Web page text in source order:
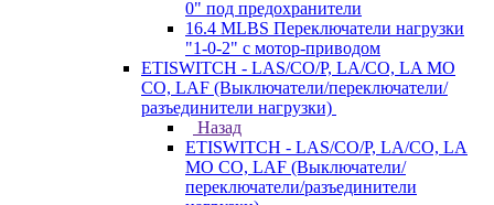
0" под предохранители
16.4 MLBS Переключатели нагрузки
"1-0-2" с мотор-приводом
ETISWITCH - LAS/CO/P, LA/CO, LA MO
CO, LAF (Выключатели/переключатели/
разъединители нагрузки)
Назад
ETISWITCH - LAS/CO/P, LA/CO, LA
MO CO, LAF (Выключатели/
переключатели/разъединители